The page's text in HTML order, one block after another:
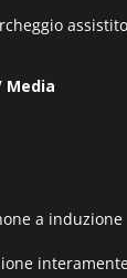
assistito
a induzione